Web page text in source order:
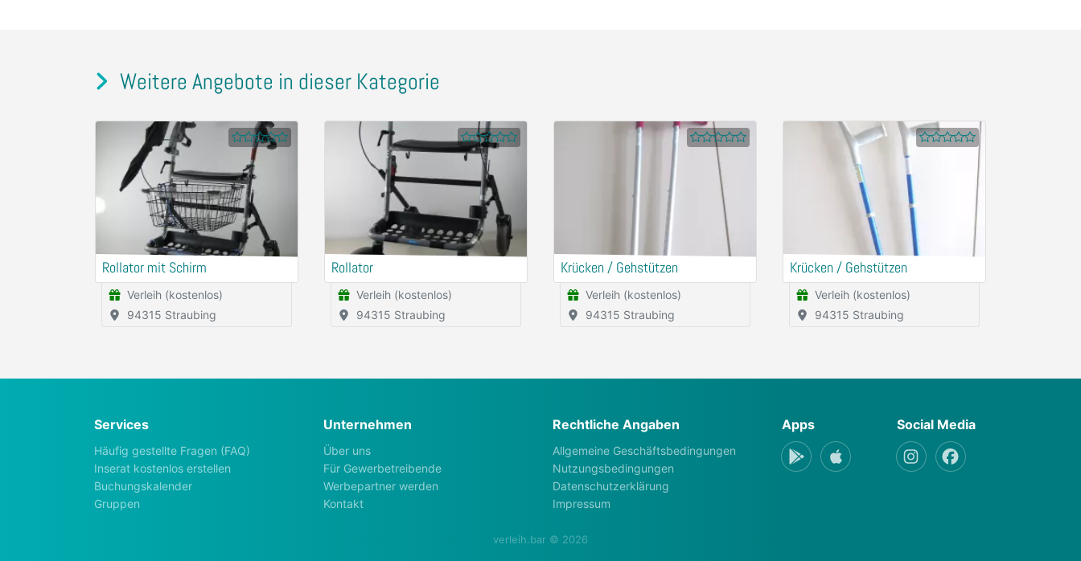
Weitere Angebote in dieser Kategorie
Rollator mit Schirm
Verleih (kostenlos)
94315 Straubing
Rollator
Verleih (kostenlos)
94315 Straubing
Krücken / Gehstützen
Verleih (kostenlos)
94315 Straubing
Krücken / Gehstützen
Verleih (kostenlos)
94315 Straubing
Services
Häufig gestellte Fragen (FAQ)
Inserat kostenlos erstellen
Buchungskalender
Gruppen
Unternehmen
Über uns
Für Gewerbetreibende
Werbepartner werden
Kontakt
Rechtliche Angaben
Allgemeine Geschäftsbedingungen
Nutzungsbedingungen
Datenschutzerklärung
Impressum
Apps Social Media
verleih.bar © 2026